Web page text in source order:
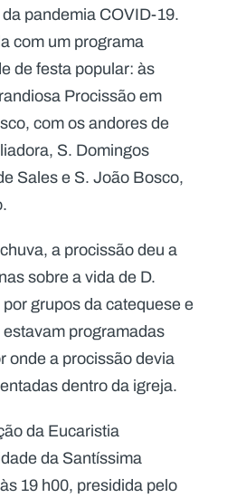
pandemia COVID-19.
com um programa
de festa popular: às
Procissão em
com os andores de
S. Domingos
Sales e S. João Bosco,
a procissão deu a
sobre a vida de D.
grupos da catequese e
programadas
onde a procissão devia
dentro da igreja.
da Eucaristia
da Santíssima
19 h00, presidida pelo